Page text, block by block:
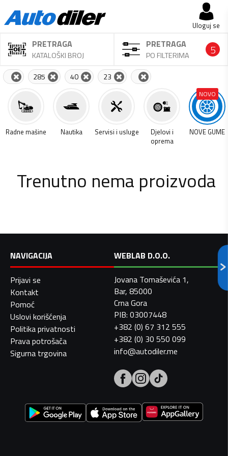
Uloguj se
PRETRAGA
KATALOŠKI BROJ
PRETRAGA
PO FILTERIMA 5
285 40 23
Radne mašine Nautika Servisi i usluge
Djelovi i
oprema
NOVO
NOVE GUME
Trenutno nema proizvoda
NAVIGACIJA
Prijavi se
Kontakt
Pomoć
Uslovi korišćenja
Politika privatnosti
Prava potrošača
Sigurna trgovina
WEBLAB D.O.O.
Jovana Tomaševića 1,
Bar, 85000
Crna Gora
PIB: 03007448
+382 (0) 67 312 555
+382 (0) 30 550 099
info@autodiler.me